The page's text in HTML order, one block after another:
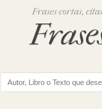
Frases cortas,